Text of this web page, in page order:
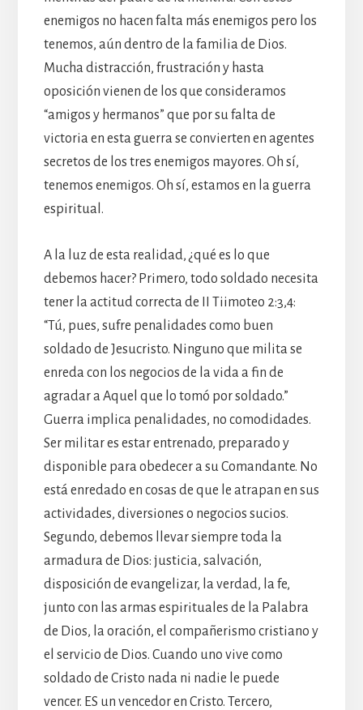
enemigos no hacen falta más enemigos pero los
tenemos, aún dentro de la familia de Dios.
Mucha distracción, frustración y hasta
oposición vienen de los que consideramos
“amigos y hermanos” que por su falta de
victoria en esta guerra se convierten en agentes
secretos de los tres enemigos mayores. Oh sí,
tenemos enemigos. Oh sí, estamos en la guerra
espiritual.
A la luz de esta realidad, ¿qué es lo que
debemos hacer? Primero, todo soldado necesita
tener la actitud correcta de II Tiimoteo 2:3,4:
“Tú, pues, sufre penalidades como buen
soldado de Jesucristo. Ninguno que milita se
enreda con los negocios de la vida a fin de
agradar a Aquel que lo tomó por soldado.”
Guerra implica penalidades, no comodidades.
Ser militar es estar entrenado, preparado y
disponible para obedecer a su Comandante. No
está enredado en cosas de que le atrapan en sus
actividades, diversiones o negocios sucios.
Segundo, debemos llevar siempre toda la
armadura de Dios: justicia, salvación,
disposición de evangelizar, la verdad, la fe,
junto con las armas espirituales de la Palabra
de Dios, la oración, el compañerismo cristiano y
el servicio de Dios. Cuando uno vive como
soldado de Cristo nada ni nadie le puede
vencer. ES un vencedor en Cristo. Tercero,